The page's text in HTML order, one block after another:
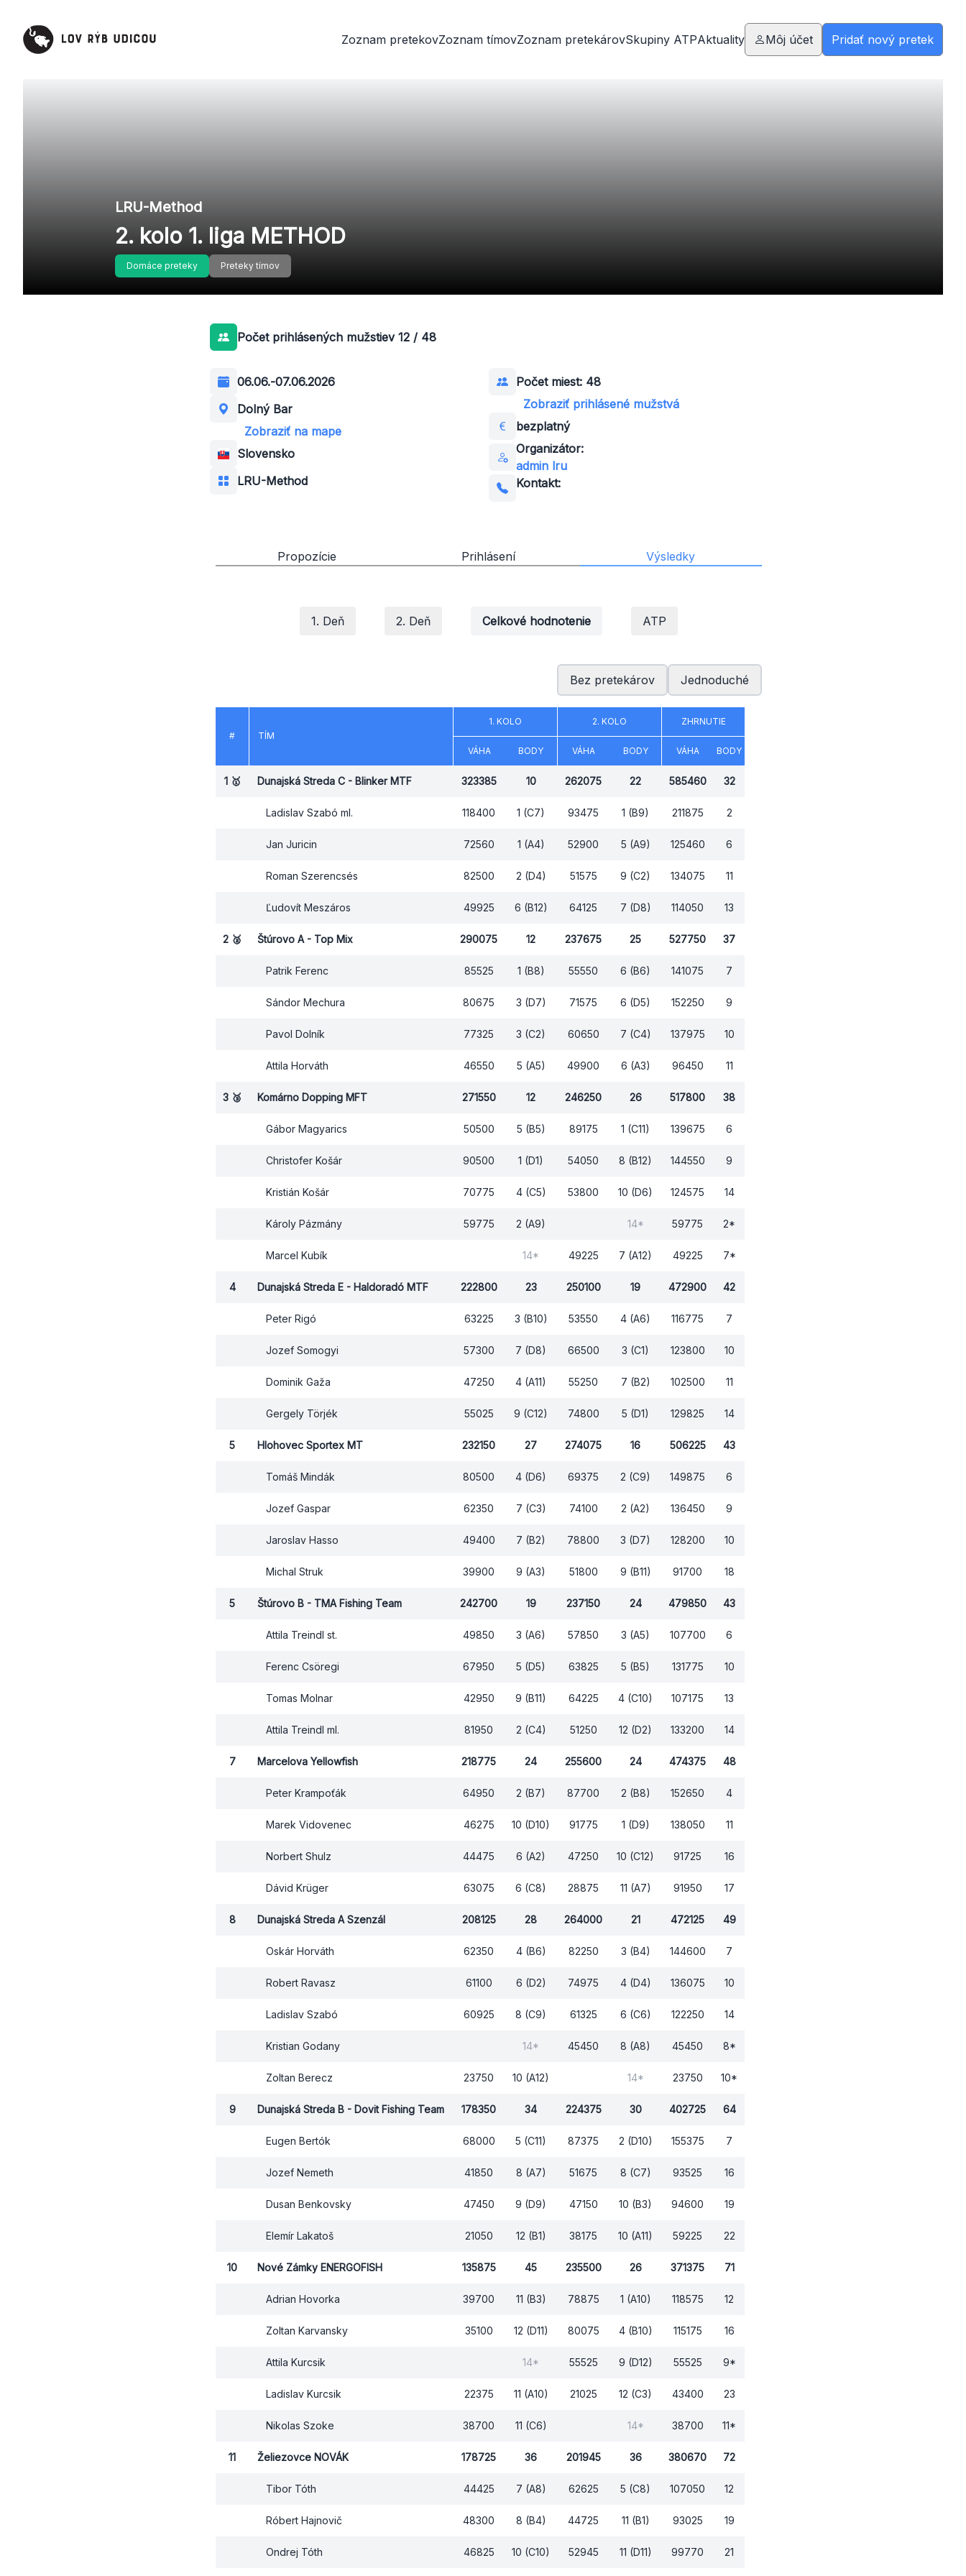
Zoznam pretekovZoznam tímovZoznam pretekárovSkupiny ATPAktuality Môj účet Pridať nový pretek
LRU-Method
2. kolo 1. liga METHOD
Domáce preteky Preteky tímov
Počet prihlásených mužstiev 12 / 48
06.06.-07.06.2026
Dolný Bar
Zobraziť na mape
Slovensko
LRU-Method
Počet miest: 48
Zobraziť prihlásené mužstvá
bezplatný
Organizátor:
admin lru
Kontakt:
Propozície Prihlásení Výsledky
1. Deň 2. Deň Celkové hodnotenie ATP
Bez pretekárov Jednoduché
# TÍM
1. KOLO 2. KOLO ZHRNUTIE
VÁHA BODY VÁHA BODY VÁHA BODY
1 🥇 Dunajská Streda C - Blinker MTF 323385 10 262075 22 585460 32
Ladislav Szabó ml. 118400 1 (C7) 93475 1 (B9) 211875 2
Jan Juricin 72560 1 (A4) 52900 5 (A9) 125460 6
Roman Szerencsés 82500 2 (D4) 51575 9 (C2) 134075 11
Ľudovít Meszáros 49925 6 (B12) 64125 7 (D8) 114050 13
2 🥈 Štúrovo A - Top Mix 290075 12 237675 25 527750 37
Patrik Ferenc 85525 1 (B8) 55550 6 (B6) 141075 7
Sándor Mechura 80675 3 (D7) 71575 6 (D5) 152250 9
Pavol Dolník 77325 3 (C2) 60650 7 (C4) 137975 10
Attila Horváth 46550 5 (A5) 49900 6 (A3) 96450 11
3 🥉 Komárno Dopping MFT 271550 12 246250 26 517800 38
Gábor Magyarics 50500 5 (B5) 89175 1 (C11) 139675 6
Christofer Košár 90500 1 (D1) 54050 8 (B12) 144550 9
Kristián Košár 70775 4 (C5) 53800 10 (D6) 124575 14
Károly Pázmány 59775 2 (A9) 14* 59775 2*
Marcel Kubík 14* 49225 7 (A12) 49225 7*
4 Dunajská Streda E - Haldoradó MTF 222800 23 250100 19 472900 42
Peter Rigó 63225 3 (B10) 53550 4 (A6) 116775 7
Jozef Somogyi 57300 7 (D8) 66500 3 (C1) 123800 10
Dominik Gaža 47250 4 (A11) 55250 7 (B2) 102500 11
Gergely Törjék 55025 9 (C12) 74800 5 (D1) 129825 14
5 Hlohovec Sportex MT 232150 27 274075 16 506225 43
Tomáš Mindák 80500 4 (D6) 69375 2 (C9) 149875 6
Jozef Gaspar 62350 7 (C3) 74100 2 (A2) 136450 9
Jaroslav Hasso 49400 7 (B2) 78800 3 (D7) 128200 10
Michal Struk 39900 9 (A3) 51800 9 (B11) 91700 18
5 Štúrovo B - TMA Fishing Team 242700 19 237150 24 479850 43
Attila Treindl st. 49850 3 (A6) 57850 3 (A5) 107700 6
Ferenc Csöregi 67950 5 (D5) 63825 5 (B5) 131775 10
Tomas Molnar 42950 9 (B11) 64225 4 (C10) 107175 13
Attila Treindl ml. 81950 2 (C4) 51250 12 (D2) 133200 14
7 Marcelova Yellowfish 218775 24 255600 24 474375 48
Peter Krampoťák 64950 2 (B7) 87700 2 (B8) 152650 4
Marek Vidovenec 46275 10 (D10) 91775 1 (D9) 138050 11
Norbert Shulz 44475 6 (A2) 47250 10 (C12) 91725 16
Dávid Krüger 63075 6 (C8) 28875 11 (A7) 91950 17
8 Dunajská Streda A Szenzál 208125 28 264000 21 472125 49
Oskár Horváth 62350 4 (B6) 82250 3 (B4) 144600 7
Robert Ravasz 61100 6 (D2) 74975 4 (D4) 136075 10
Ladislav Szabó 60925 8 (C9) 61325 6 (C6) 122250 14
Kristian Godany 14* 45450 8 (A8) 45450 8*
Zoltan Berecz 23750 10 (A12) 14* 23750 10*
9 Dunajská Streda B - Dovit Fishing Team 178350 34 224375 30 402725 64
Eugen Bertók 68000 5 (C11) 87375 2 (D10) 155375 7
Jozef Nemeth 41850 8 (A7) 51675 8 (C7) 93525 16
Dusan Benkovsky 47450 9 (D9) 47150 10 (B3) 94600 19
Elemír Lakatoš 21050 12 (B1) 38175 10 (A11) 59225 22
10 Nové Zámky ENERGOFISH 135875 45 235500 26 371375 71
Adrian Hovorka 39700 11 (B3) 78875 1 (A10) 118575 12
Zoltan Karvansky 35100 12 (D11) 80075 4 (B10) 115175 16
Attila Kurcsik 14* 55525 9 (D12) 55525 9*
Ladislav Kurcsik 22375 11 (A10) 21025 12 (C3) 43400 23
Nikolas Szoke 38700 11 (C6) 14* 38700 11*
11 Želiezovce NOVÁK 178725 36 201945 36 380670 72
Tibor Tóth 44425 7 (A8) 62625 5 (C8) 107050 12
Róbert Hajnovič 48300 8 (B4) 44725 11 (B1) 93025 19
Ondrej Tóth 46825 10 (C10) 52945 11 (D11) 99770 21